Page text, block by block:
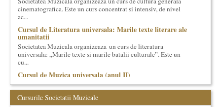
cinematografica. Este un curs concentrat si intensiv, de nivel
ac...
Cursul de Literatura universala: Marile texte literare ale
umanitatii
Societatea Muzicala organizeaza un curs de literatura
universala: „Marile texte si marile batalii culturale”. Este un
cu...
Cursul de Muzica universala (anul II)
Societatea Muzicala organizeaza un curs de cultura generala
muzicala, cu durata de doi ani, in parteneriat cu Universitatea
N...
Cursurile Societatii Muzicale